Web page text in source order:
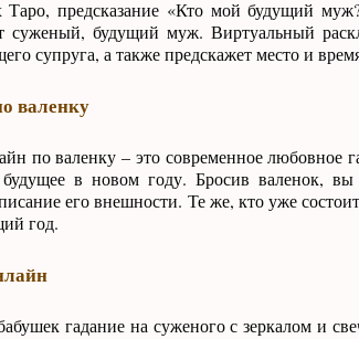
Таро, предсказание «Кто мой будущий
суженый, будущий муж. Виртуальный
супруга, а также предскажет место и
валенку
по валенку – это современное любовное
в новом году. Бросив валенок, вы
его внешности. Те же, кто уже
год.
гадание на суженого с зеркалом и